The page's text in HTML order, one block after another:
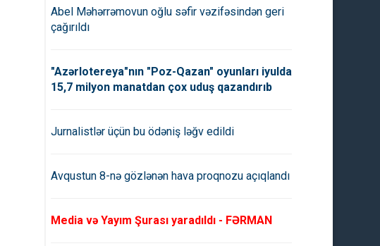
Abel Məhərrəmovun oğlu səfir vəzifəsindən geri
çağırıldı
"Azərlotereya"nın "Poz-Qazan" oyunları iyulda
15,7 milyon manatdan çox uduş qazandırıb
Jurnalistlər üçün bu ödəniş ləğv edildi
Avqustun 8-nə gözlənən hava proqnozu açıqlandı
Media və Yayım Şurası yaradıldı - FƏRMAN